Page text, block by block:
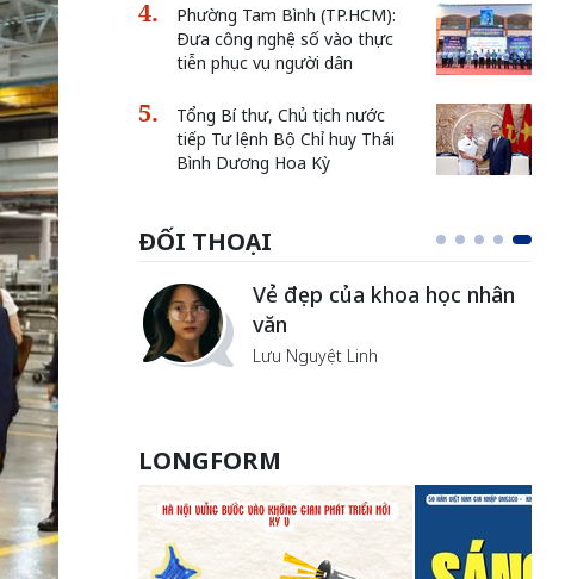
Phường Tam Bình (TP.HCM):
Đưa công nghệ số vào thực
tiễn phục vụ người dân
Tổng Bí thư, Chủ tịch nước
tiếp Tư lệnh Bộ Chỉ huy Thái
Bình Dương Hoa Kỳ
ĐỐI THOẠI
Vẻ đẹp của khoa học nhân
văn
Lưu Nguyệt Linh
LONGFORM